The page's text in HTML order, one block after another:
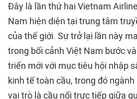
Đây là lần thứ hai Vietnam
Nam hiện diện tại trung tâm
của thế giới. Sự trở lại lần này
trong bối cảnh Việt Nam bước
triển mới với mục tiêu hội nhập
kinh tế toàn cầu, trong đó
vai trò là cầu nối trực tiếp giữa